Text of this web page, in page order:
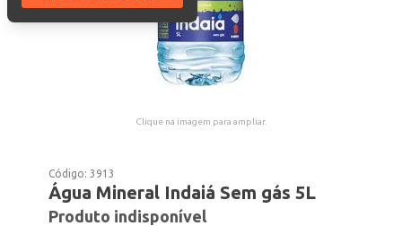
Clique na imagem para ampliar.
Código:3913
Água Mineral Indaiá Sem gás 5L
Produto indisponível